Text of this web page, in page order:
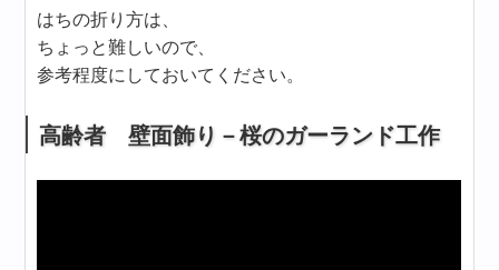
はちの折り方は、
ちょっと難しいので、
参考程度にしておいてください。
高齢者 壁面飾り－桜のガーランド工作